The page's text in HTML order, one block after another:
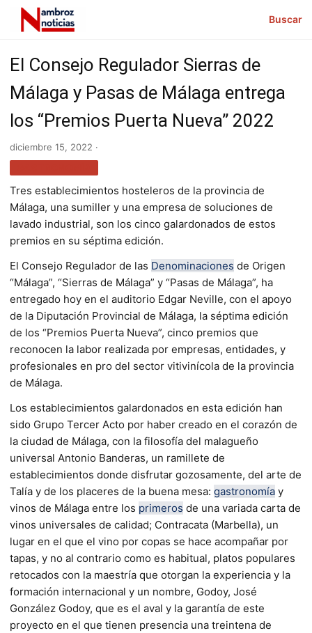
Buscar
El Consejo Regulador Sierras de
Málaga y Pasas de Málaga entrega
los “Premios Puerta Nueva” 2022
diciembre 15, 2022 ·
Tres establecimientos hosteleros de la provincia de
Málaga, una sumiller y una empresa de soluciones de
lavado industrial, son los cinco galardonados de estos
premios en su séptima edición.
El Consejo Regulador de las Denominaciones de Origen
“Málaga”, “Sierras de Málaga” y “Pasas de Málaga”, ha
entregado hoy en el auditorio Edgar Neville, con el apoyo
de la Diputación Provincial de Málaga, la séptima edición
de los “Premios Puerta Nueva”, cinco premios que
reconocen la labor realizada por empresas, entidades, y
profesionales en pro del sector vitivinícola de la provincia
de Málaga.
Los establecimientos galardonados en esta edición han
sido Grupo Tercer Acto por haber creado en el corazón de
la ciudad de Málaga, con la filosofía del malagueño
universal Antonio Banderas, un ramillete de
establecimientos donde disfrutar gozosamente, del arte de
Talía y de los placeres de la buena mesa: gastronomía y
vinos de Málaga entre los primeros de una variada carta de
vinos universales de calidad; Contracata (Marbella), un
lugar en el que el vino por copas se hace acompañar por
tapas, y no al contrario como es habitual, platos populares
retocados con la maestría que otorgan la experiencia y la
formación internacional y un nombre, Godoy, José
González Godoy, que es el aval y la garantía de este
proyecto en el que tienen presencia una treintena de